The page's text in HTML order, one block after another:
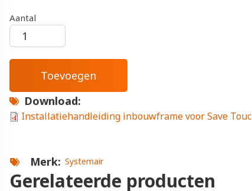
Aantal
Download
Installatiehandleiding inbouwframe voor Save
Merk Systemair
Gerelateerde producten